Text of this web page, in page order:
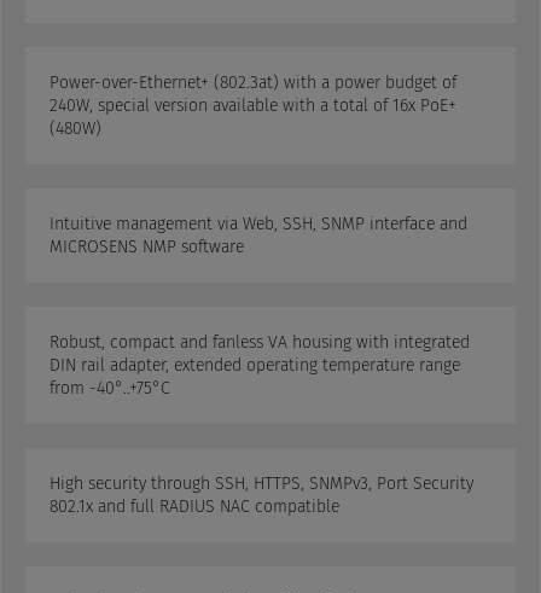
Power-over-Ethernet+ (802.3at) with a power budget of
240W, special version available with a total of 16x PoE+
(480W)
Intuitive management via Web, SSH, SNMP interface and
MICROSENS NMP software
Robust, compact and fanless VA housing with integrated
DIN rail adapter, extended operating temperature range
from -40°..+75°C
High security through SSH, HTTPS, SNMPv3, Port Security
802.1x and full RADIUS NAC compatible